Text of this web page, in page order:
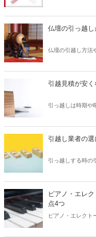
仏壇の引っ越
仏壇の引越し方法
者、仏具業者に
引越見積が安
引っ越しは時期や
活も気持ちよく
引越し業者の
引っ越しする時の
越し料金の算出方
ピアノ・エレ
点4つ
ピアノ・エレクト